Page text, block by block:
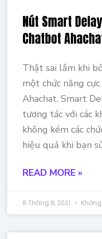
Nút Smart
Chatbot
Thật sai lầm khi
một chức năng
Ahachat. Smart
tương tác với các
không kém các
hiệu quả khi bạn
READ MORE »
8 Tháng 8, 2021